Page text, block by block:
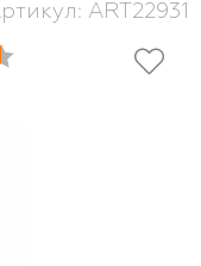
ART22931